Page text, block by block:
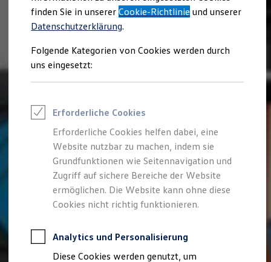
Berufserfahrene
Direkteinstieg
Jobs in der Volkswagen Group
Jobs in Produktion und Logistik
Talentpool für Fach- und Führungsexpertinnen
Arbeiten bei VW
Was uns ausmacht
Wir bei Volkswagen
Onboarding und Einarbeitung
Unternehmensbereiche
Standorte
Verhaltensgrundsätze
Karriere Magazin
Talentpool
Deine Bewerbung
Onlinebewerbung: So geht's
Bewerbungstipps
Eine Absage - was nun?
finden Sie in unsererCookie-Richtlinie und unserer
Datenschutzerklärung.
Folgende Kategorien von Cookies werden durch
uns eingesetzt:
Erforderliche Cookies
Erforderliche Cookies helfen dabei, eine
Website nutzbar zu machen, indem sie
Grundfunktionen wie Seitennavigation und
Zugriff auf sichere Bereiche der Website
ermöglichen. Die Website kann ohne diese
Cookies nicht richtig funktionieren.
Analytics und Personalisierung
Diese Cookies werden genutzt, um